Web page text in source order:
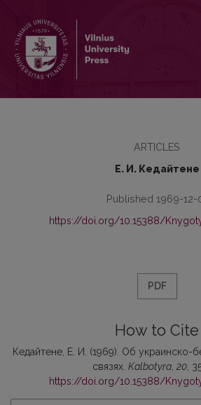
ARTICLES
Е. И. Кедайтене
Published 1969-12-
https://doi.org/10.15388/
PDF
How to Cite
Кедайтене, Е. И. (1969). Об украинско-
связях. Kalbotyra, 20,
https://doi.org/10.15388/